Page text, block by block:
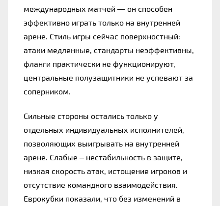
международных матчей — он способен
эффективно играть только на внутренней
арене. Стиль игры сейчас поверхностный:
атаки медленные, стандарты неэффективны,
фланги практически не функционируют,
центральные полузащитники не успевают за
соперником.
Сильные стороны остались только у
отдельных индивидуальных исполнителей,
позволяющих выигрывать на внутренней
арене. Слабые – нестабильность в защите,
низкая скорость атак, истощение игроков и
отсутствие командного взаимодействия.
Еврокубки показали, что без изменений в